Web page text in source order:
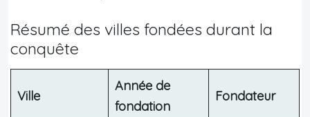
Résumé des villes fondées durant la
conquête
Ville
Année de
fondation
Fondateur